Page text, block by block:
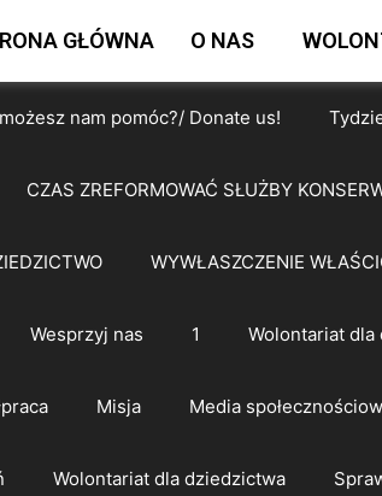
GŁÓWNA O NAS
nam pomóc?/ Donate us!
CZAS ZREFORMOWAĆ SŁUŻBY
WYWŁASZCZENIE
Wesprzyj nas 1 Wolontariat
Misja Media
Wolontariat dla dziedzictwa